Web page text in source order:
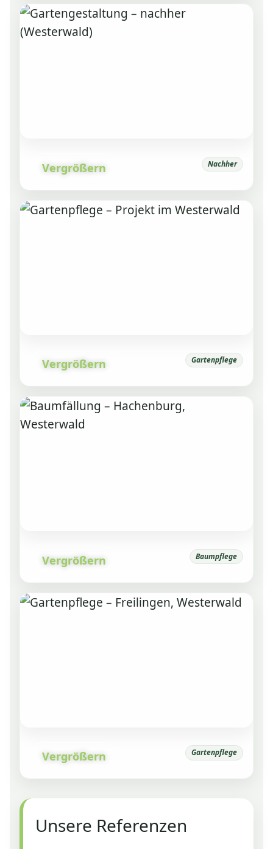
Vergrößern Nachher
Vergrößern Gartenpflege
Vergrößern Baumpflege
Vergrößern Gartenpflege
Unsere Referenzen